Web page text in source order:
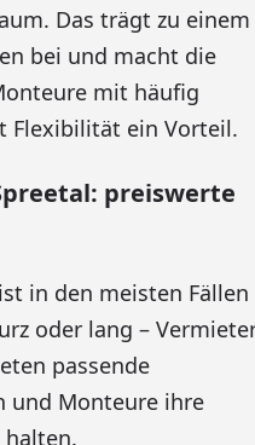
Das trägt zu einem
bei und macht die
mit häufig
Flexibilität ein Vorteil.
preiswerte
in den meisten Fällen
oder lang –
passende
und Monteure ihre